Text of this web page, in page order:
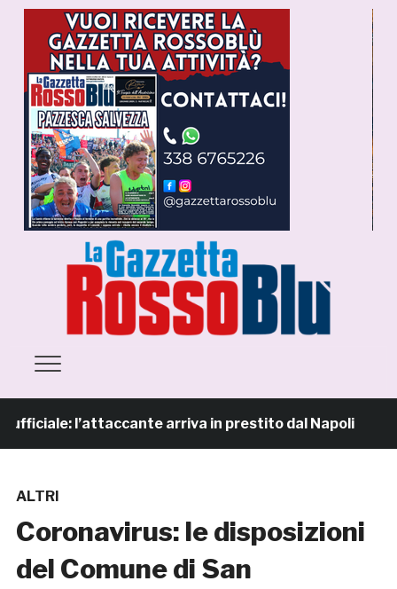
l’attaccante arriva in prestito dal Napoli
ALTRI
Coronavirus: le disposizioni
del Comune di San